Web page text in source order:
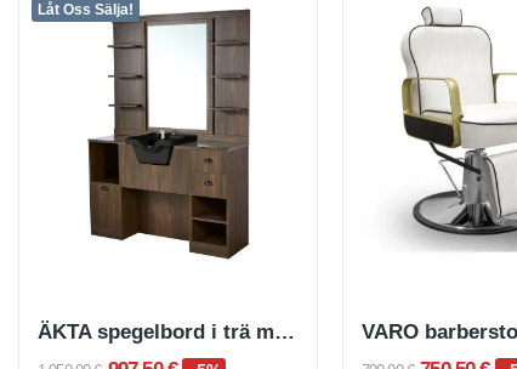
Låt Oss Sälja!
ÄKTA spegelbord i trä med integrerat handfat VARO